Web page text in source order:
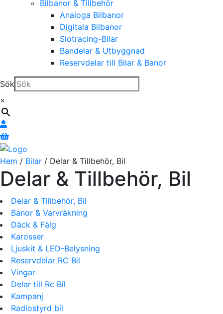
Bilbanor & Tillbehör
Analoga Bilbanor
Digitala Bilbanor
Slotracing-Bilar
Bandelar & Utbyggnad
Reservdelar till Bilar & Banor
Sök
×
Hem / Bilar / Delar & Tillbehör, Bil
Delar & Tillbehör, Bil
Delar & Tillbehör, Bil
Banor & Varvräkning
Däck & Fälg
Karosser
Ljuskit & LED-Belysning
Reservdelar RC Bil
Vingar
Delar till Rc Bil
Kampanj
Radiostyrd bil